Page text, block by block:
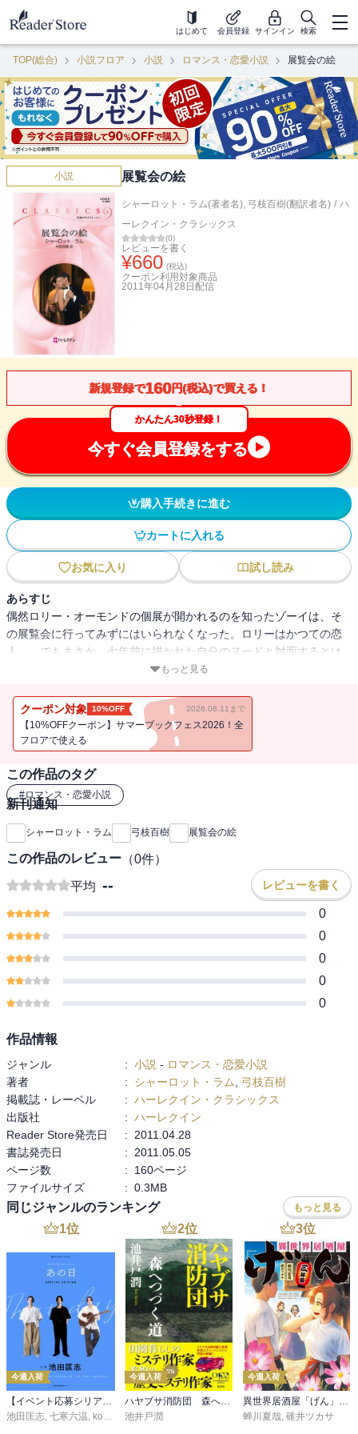
はじめて 会員登録 サインイン 検索
TOP(総合) 小説フロア 小説 ロマンス・恋愛小説 展覧会の絵
小説 展覧会の絵
シャーロット・ラム(著者名), 弓枝百樹(翻訳者名) / ハ
ーレクイン・クラシックス
(0)
レビューを書く
¥660 (税込)
クーポン利用対象商品
2011年04月28日 配信
新規登録で160円(税込)で買える！
かんたん30秒登録！
今すぐ会員登録をする
購入手続きに進む
カートに入れる
お気に入り 試し読み
あらすじ
偶然ロリー・オーモンドの個展が開かれるのを知ったゾーイは、そ
の展覧会に行ってみずにはいられなくなった。ロリーはかつての恋
人……でもまさか、七年前に描かれた自分のヌードと対面するとは
思わなかった。動揺を隠せないまま、逃げるように画廊をあとにす
だ！関わり合いになりたくなかったが、熱心さに負けて話を聞くと
――その青年が思いを寄せる少女がロリーに夢中になっている、あ
なたはロリーをよく知っているはずだから、彼女に忠告して危険な
もっと見る
クーポン対象 10%OFF 2026.08.11まで
【10%OFFクーポン】サマーブックフェス2026！全
フロアで使える
この作品のタグ
#ロマンス・恋愛小説
新刊通知
シャーロット・ラム 弓枝百樹 展覧会の絵
この作品のレビュー （0件）
平均 -- レビューを書く
0
0
0
0
0
作品情報
ジャンル : 小説 - ロマンス・恋愛小説
著者
: シャーロット・ラム
弓枝百樹
掲載誌・レーベル
: ハーレクイン・クラシックス
出版社
: ハーレクイン
Reader Store発売日
:
2011.04.28
書誌発売日
:
2011.05.05
ページ数
:
160ページ
ファイルサイズ
: 0.3MB
同じジャンルのランキング もっと見る
1位
今週入荷
【イベント応募シリアルコード付】池田匡志出演・オーディオフォトブック「あの日」SPECIAL EDITION（音声／動画付）
池田匡志, 七寒六温, konoko58 ,村崎キコ
2位
今週入荷
ハヤブサ消防団 森へつづく道
池井戸潤
3位
今週入荷
異世界居酒屋「げん」三杯目
蝉川夏哉, 碓井ツカサ